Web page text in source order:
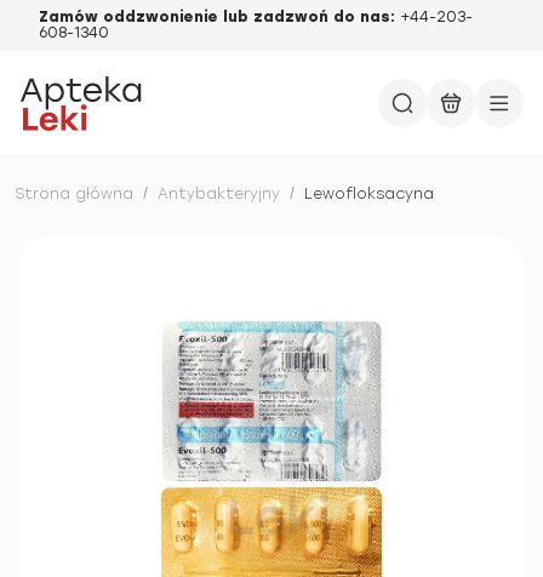
Zamów oddzwonienie lub zadzwoń do nas: +44-203-
608-1340
Strona główna / Antybakteryjny / Lewofloksacyna